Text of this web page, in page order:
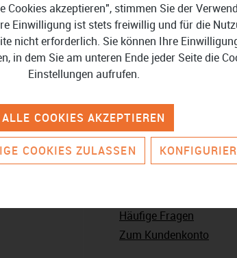
Häufige Fragen
Zum Kundenkonto
Cookies akzeptieren", stimmen Sie der
Einwilligung ist stets freiwillig und für die
nicht erforderlich. Sie können Ihre
in dem Sie am unteren Ende jeder Seite die
Einstellungen aufrufen.
COOKIES ZULASSEN
ALLE COOKIES AKZEPTIEREN